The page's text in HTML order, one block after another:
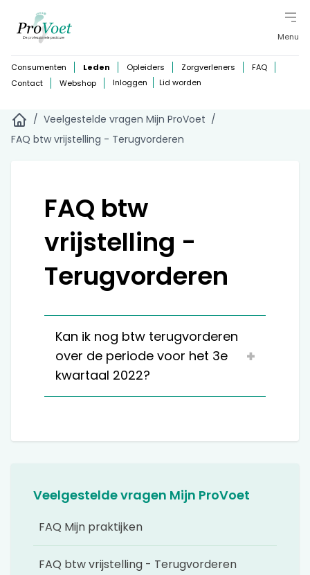
Menu
Consumenten Leden Opleiders Zorgverleners
FAQ
Contact
Webshop Inloggen Lid worden
/ Veelgestelde vragen Mijn ProVoet /
FAQ btw vrijstelling - Terugvorderen
FAQ btw
vrijstelling -
Terugvorderen
Kan ik nog btw terugvorderen
over de periode voor het 3e
kwartaal 2022?
Veelgestelde vragen Mijn ProVoet
FAQ Mijn praktijken
FAQ btw vrijstelling - Terugvorderen